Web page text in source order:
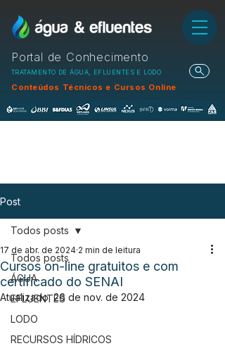
Portal de Conhecimento
TRATAMENTO DE ÁGUA, EFLUENTES E LODO
Conteúdos Técnicos e Cursos Online
Post
Todos posts
ÁGUA
EFLUENTES
LODO
RECURSOS HÍDRICOS
Todos posts
Cursos on-line gratuitos e com
certificado do SENAI
17 de abr. de 2024 2 min de leitura
Atualizado:26 de nov. de 2024